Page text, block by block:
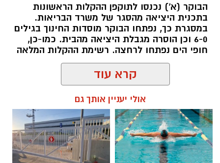
הבוקר (א') נכנסו לתוקפן ההקלות הראשונות
בתכנית היציאה מהסגר של משרד הבריאות.
במסגרת כך, נפתחו הבוקר מוסדות החינוך בגילים
6-0 וכן הוסרה מגבלת היציאה מהבית. כמו-כן,
חופי הים נפתחו לרחצה. רשימת ההקלות המלאה
שמואל סרדינס / 10:23 18.10.20
קרא עוד
אולי יעניין אותך גם